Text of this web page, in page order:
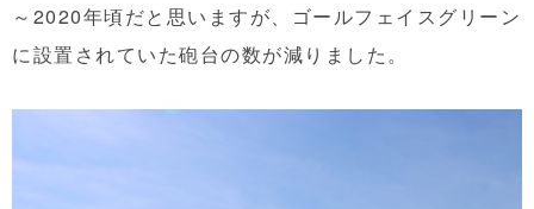
～2020年頃だと思いますが、ゴールフェイスグリーン
に設置されていた砲台の数が減りました。